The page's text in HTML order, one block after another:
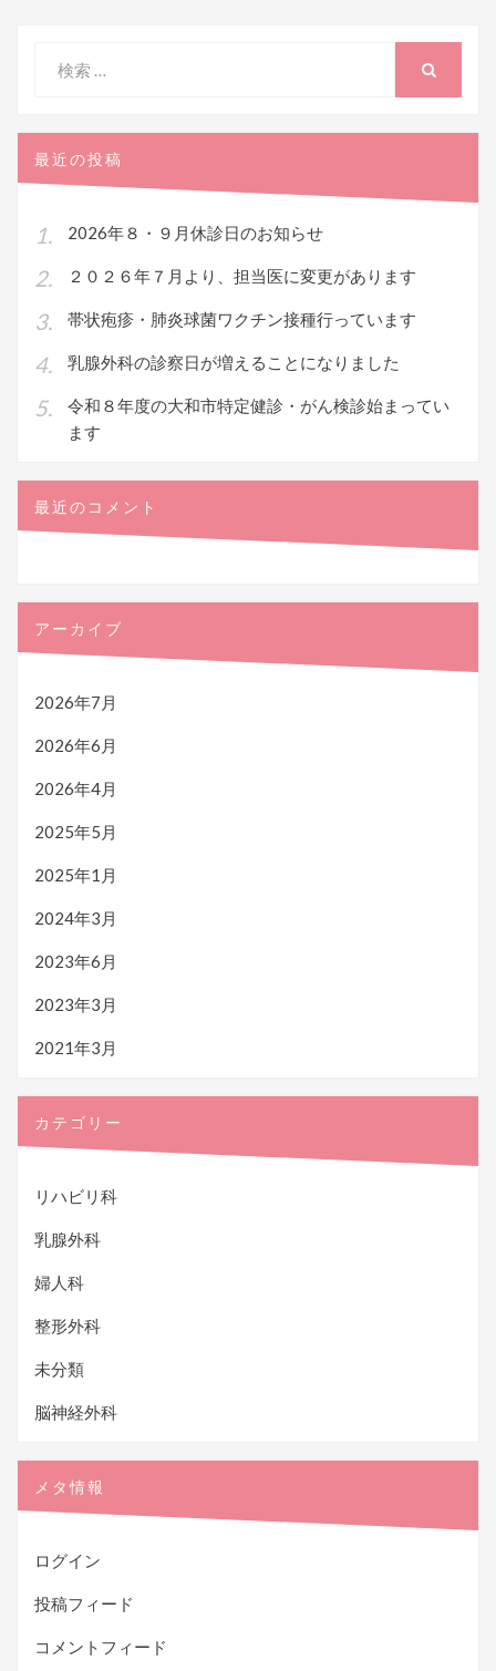
象:
最近の投稿
2026年８・９月休診日のお知らせ
２０２６年７月より、担当医に変更があります
帯状疱疹・肺炎球菌ワクチン接種行っています
乳腺外科の診察日が増えることになりました
令和８年度の大和市特定健診・がん検診始まってい
ます
最近のコメント
アーカイブ
2026年7月
2026年6月
2026年4月
2025年5月
2025年1月
2024年3月
2023年6月
2023年3月
2021年3月
カテゴリー
リハビリ科
乳腺外科
婦人科
整形外科
未分類
脳神経外科
メタ情報
ログイン
投稿フィード
コメントフィード